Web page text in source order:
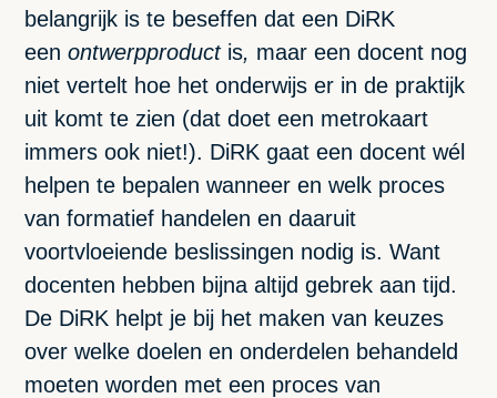
belangrijk is te beseffen dat een DiRK
eenontwerpproduct is, maar een docent nog
niet vertelt hoe het onderwijs er in de praktijk
uit komt te zien (dat doet een metrokaart
immers ook niet!). DiRK gaat een docent wél
helpen te bepalen wanneer en welk proces
van formatief handelen en daaruit
voortvloeiende beslissingen nodig is. Want
docenten hebben bijna altijd gebrek aan tijd.
De DiRK helpt je bij het maken van keuzes
over welke doelen en onderdelen behandeld
moeten worden met een proces van